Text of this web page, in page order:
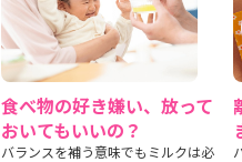
食べ物の好き嫌い、放って
おいてもいいの？
バランスを補う意味でもミルクは必